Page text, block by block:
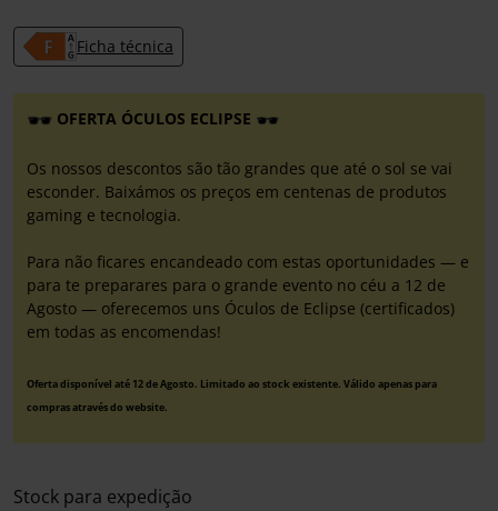
Ficha técnica
OFERTA ÓCULOS ECLIPSE
Os nossos descontos são tão grandes que até o sol se vai
esconder. Baixámos os preços em centenas de produtos
gaming e tecnologia.
Para não ficares encandeado com estas oportunidades — e
para te preparares para o grande evento no céu a 12 de
Agosto — oferecemos uns Óculos de Eclipse (certificados)
em todas as encomendas!
Oferta disponível até 12 de Agosto. Limitado ao stock existente. Válido apenas para
compras através do website.
Stock para expedição